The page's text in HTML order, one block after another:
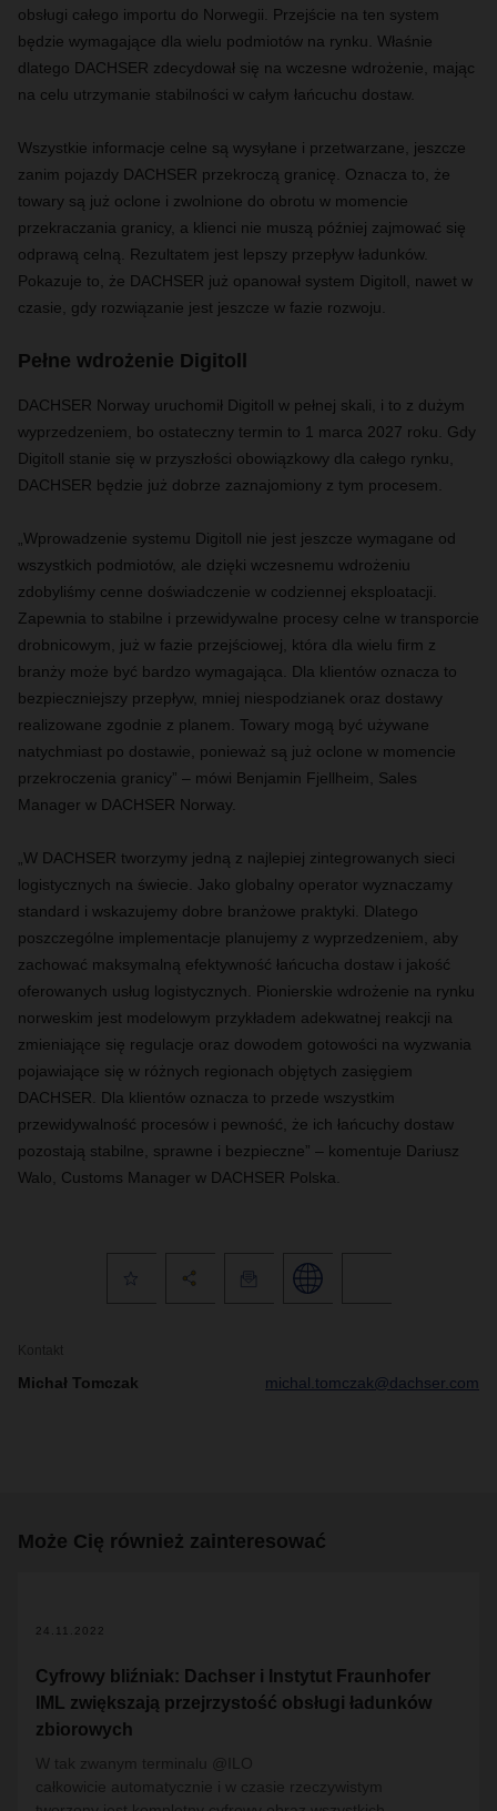
obsługi całego importu do Norwegii. Przejście na ten system
będzie wymagające dla wielu podmiotów na rynku. Właśnie
dlatego DACHSER zdecydował się na wczesne wdrożenie, mając
na celu utrzymanie stabilności w całym łańcuchu dostaw.
Wszystkie informacje celne są wysyłane i przetwarzane, jeszcze
zanim pojazdy DACHSER przekroczą granicę. Oznacza to, że
towary są już oclone i zwolnione do obrotu w momencie
przekraczania granicy, a klienci nie muszą później zajmować się
odprawą celną. Rezultatem jest lepszy przepływ ładunków.
Pokazuje to, że DACHSER już opanował system Digitoll, nawet w
czasie, gdy rozwiązanie jest jeszcze w fazie rozwoju.
Pełne wdrożenie Digitoll
DACHSER Norway uruchomił Digitoll w pełnej skali, i to z dużym
wyprzedzeniem, bo ostateczny termin to 1 marca 2027 roku. Gdy
Digitoll stanie się w przyszłości obowiązkowy dla całego rynku,
DACHSER będzie już dobrze zaznajomiony z tym procesem.
„Wprowadzenie systemu Digitoll nie jest jeszcze wymagane od
wszystkich podmiotów, ale dzięki wczesnemu wdrożeniu
zdobyliśmy cenne doświadczenie w codziennej eksploatacji.
Zapewnia to stabilne i przewidywalne procesy celne w transporcie
drobnicowym, już w fazie przejściowej, która dla wielu firm z
branży może być bardzo wymagająca. Dla klientów oznacza to
bezpieczniejszy przepływ, mniej niespodzianek oraz dostawy
realizowane zgodnie z planem. Towary mogą być używane
natychmiast po dostawie, ponieważ są już oclone w momencie
przekroczenia granicy” – mówi Benjamin Fjellheim, Sales
Manager w DACHSER Norway.
„W DACHSER tworzymy jedną z najlepiej zintegrowanych sieci
logistycznych na świecie. Jako globalny operator wyznaczamy
standard i wskazujemy dobre branżowe praktyki. Dlatego
poszczególne implementacje planujemy z wyprzedzeniem, aby
zachować maksymalną efektywność łańcucha dostaw i jakość
oferowanych usług logistycznych. Pionierskie wdrożenie na rynku
norweskim jest modelowym przykładem adekwatnej reakcji na
zmieniające się regulacje oraz dowodem gotowości na wyzwania
pojawiające się w różnych regionach objętych zasięgiem
DACHSER. Dla klientów oznacza to przede wszystkim
przewidywalność procesów i pewność, że ich łańcuchy dostaw
pozostają stabilne, sprawne i bezpieczne” – komentuje Dariusz
Walo, Customs Manager w DACHSER Polska.
Kontakt
Michał Tomczak michal.tomczak@dachser.com
Może Cię również zainteresować
24.11.2022
Cyfrowy bliźniak: Dachser i Instytut Fraunhofer
IML zwiększają przejrzystość obsługi ładunków
zbiorowych
W tak zwanym terminalu @ILO
całkowicie automatycznie i w czasie rzeczywistym